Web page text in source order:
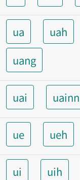
ua uah
uang
uai uainn
ue ueh
ui uih